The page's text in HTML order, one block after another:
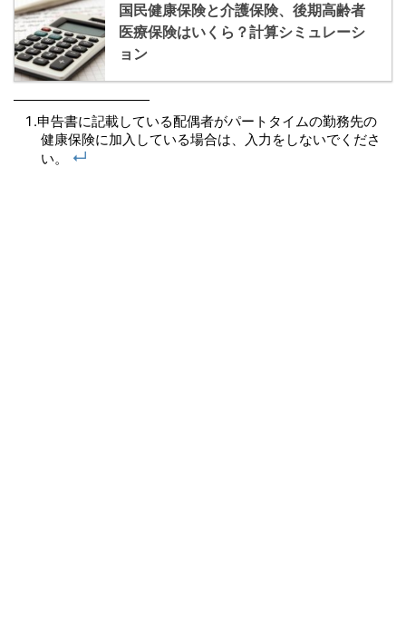
国民健康保険と介護保険、後期高齢者
医療保険はいくら？計算シミュレーシ
ョン
申告書に記載している配偶者がパートタイムの勤務先の
健康保険に加入している場合は、入力をしないでくださ
い。
↵